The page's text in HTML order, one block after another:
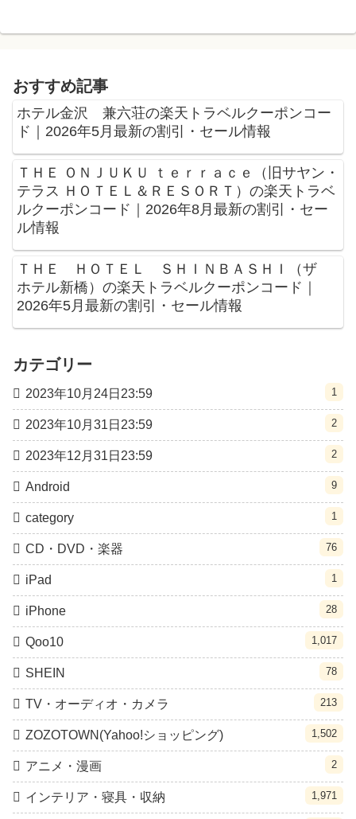
おすすめ記事
ホテル金沢 兼六荘の楽天トラベルクーポンコー
ド｜2026年5月最新の割引・セール情報
ＴＨＥ ＯＮＪＵＫＵ ｔｅｒｒａｃｅ（旧サヤン・
テラス ＨＯＴＥＬ＆ＲＥＳＯＲＴ）の楽天トラベ
ルクーポンコード｜2026年8月最新の割引・セー
ル情報
ＴＨＥ ＨＯＴＥＬ ＳＨＩＮＢＡＳＨＩ（ザ
ホテル新橋）の楽天トラベルクーポンコード｜
2026年5月最新の割引・セール情報
カテゴリー
2023年10月24日23:59 1
2023年10月31日23:59 2
2023年12月31日23:59 2
Android 9
category 1
CD・DVD・楽器 76
iPad 1
iPhone 28
Qoo10 1,017
SHEIN 78
TV・オーディオ・カメラ 213
ZOZOTOWN(Yahoo!ショッピング) 1,502
アニメ・漫画 2
インテリア・寝具・収納 1,971